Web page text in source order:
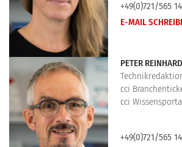
+49(0)721/565
E-MAIL
PETER
cci
cci
+49(0)721/565